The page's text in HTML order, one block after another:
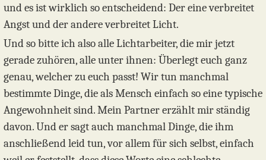
und es ist wirklich so entscheidend: Der eine verbreitet
Angst und der andere verbreitet Licht.
Und so bitte ich also alle Lichtarbeiter, die mir jetzt
gerade zuhören, alle unter ihnen: Überlegt euch ganz
genau, welcher zu euch passt! Wir tun manchmal
bestimmte Dinge, die als Mensch einfach so eine typische
Angewohnheit sind. Mein Partner erzählt mir ständig
davon. Und er sagt auch manchmal Dinge, die ihm
anschließend leid tun, vor allem für sich selbst, einfach